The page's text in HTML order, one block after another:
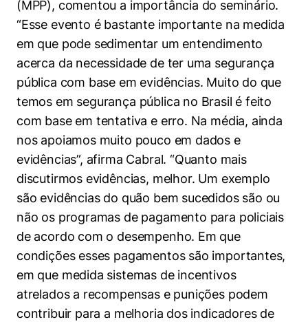
(MPP), comentou a importância do seminário.
“Esse evento é bastante importante na medida
em que pode sedimentar um entendimento
acerca da necessidade de ter uma segurança
pública com base em evidências. Muito do que
temos em segurança pública no Brasil é feito
com base em tentativa e erro. Na média, ainda
nos apoiamos muito pouco em dados e
evidências”, afirma Cabral. “Quanto mais
discutirmos evidências, melhor. Um exemplo
são evidências do quão bem sucedidos são ou
não os programas de pagamento para policiais
de acordo com o desempenho. Em que
condições esses pagamentos são importantes,
em que medida sistemas de incentivos
atrelados a recompensas e punições podem
contribuir para a melhoria dos indicadores de